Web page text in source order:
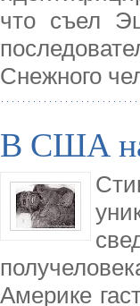
что съел
Снежного
В США
Америке